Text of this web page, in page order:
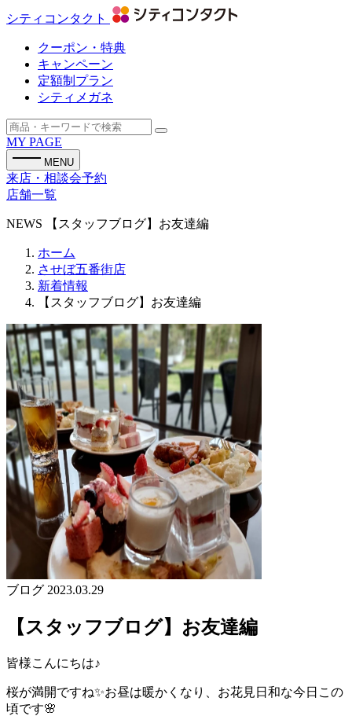
シティコンタクト
クーポン・特典
キャンペーン
定額制プラン
シティメガネ
MY PAGE
MENU
来店・相談会予約
店舗一覧
NEWS 【スタッフブログ】お友達編
ホーム
させぼ五番街店
新着情報
【スタッフブログ】お友達編
ブログ 2023.03.29
【スタッフブログ】お友達編
皆様こんにちは♪
桜が満開ですね✨お昼は暖かくなり、お花見日和な今日この
頃です🌸